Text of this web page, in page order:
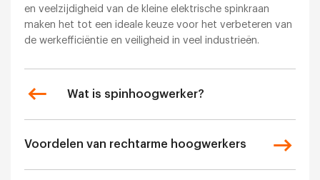
en veelzijdigheid van de kleine elektrische spinkraan
maken het tot een ideale keuze voor het verbeteren van
de werkefficiëntie en veiligheid in veel industrieën.
Wat is spinhoogwerker?
Voordelen van rechtarme hoogwerkers